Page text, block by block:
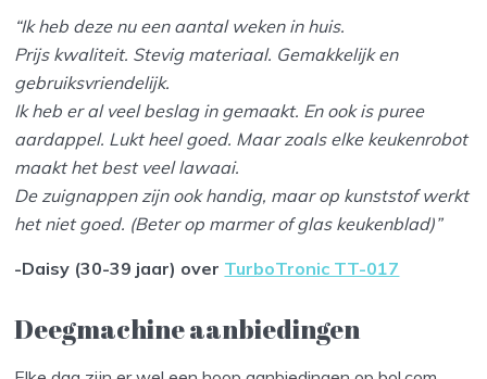
“Ik heb deze nu een aantal weken in huis.
Prijs kwaliteit. Stevig materiaal. Gemakkelijk en
gebruiksvriendelijk.
Ik heb er al veel beslag in gemaakt. En ook is puree
aardappel. Lukt heel goed. Maar zoals elke keukenrobot
maakt het best veel lawaai.
De zuignappen zijn ook handig, maar op kunststof werkt
het niet goed. (Beter op marmer of glas keukenblad)”
-Daisy (30-39 jaar) over TurboTronic TT-017
Deegmachine aanbiedingen